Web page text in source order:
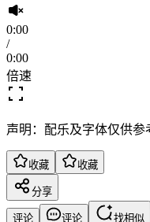
0:00
/
0:00
倍速
声明：配乐及字体仅供
收藏 收藏
分享
评论 评论 找相似